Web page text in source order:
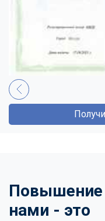
Повышение
нами - это